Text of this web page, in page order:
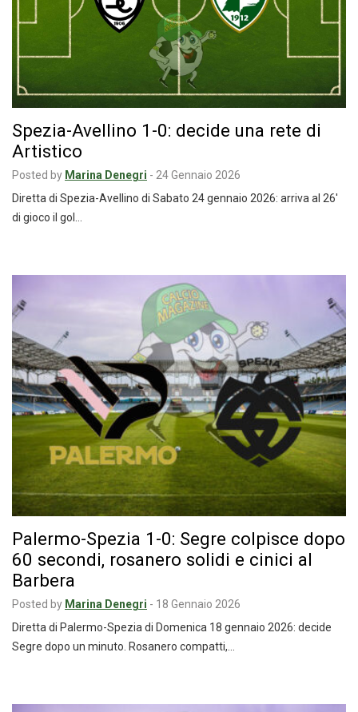
Spezia-Avellino 1-0: decide una rete di
Artistico
Posted by Marina Denegri - 24 Gennaio 2026
Diretta di Spezia-Avellino di Sabato 24 gennaio 2026: arriva al 26′
di gioco il gol…
Palermo-Spezia 1-0: Segre colpisce dopo
60 secondi, rosanero solidi e cinici al
Barbera
Posted by Marina Denegri - 18 Gennaio 2026
Diretta di Palermo-Spezia di Domenica 18 gennaio 2026: decide
Segre dopo un minuto. Rosanero compatti,…